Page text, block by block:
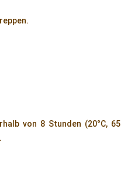
von 8 Stunden (20°C,